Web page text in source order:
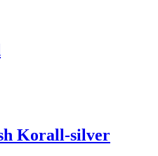
Korall-silver